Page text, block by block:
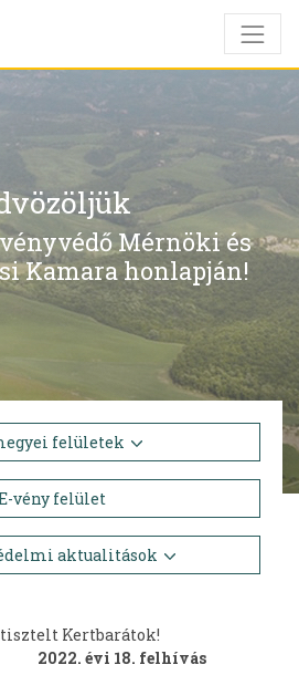
Mérnöki és
Kamara honlapján!
felületek
vény felület
aktualitások
Kertbarátok!
2022. évi 18. felhívás